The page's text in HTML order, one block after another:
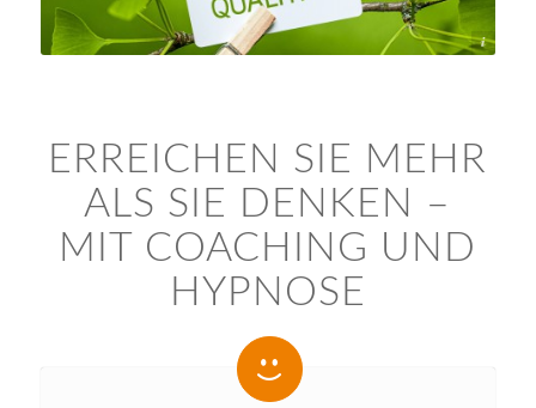
Pixelrohkost & uckyo | Fotolia
ERREICHEN SIE MEHR
ALS SIE DENKEN –
MIT COACHING UND
HYPNOSE